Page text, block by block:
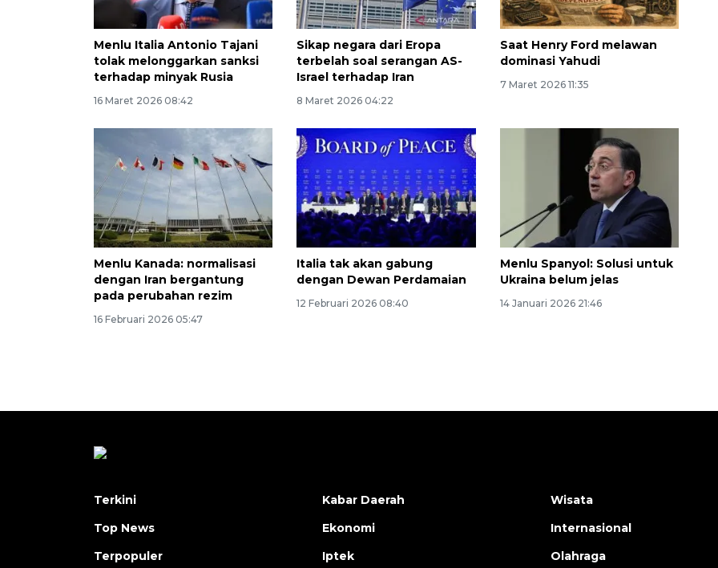
Menlu Italia Antonio Tajani
tolak melonggarkan sanksi
terhadap minyak Rusia
16 Maret 2026 08:42
Sikap negara dari Eropa
terbelah soal serangan AS-
Israel terhadap Iran
8 Maret 2026 04:22
Saat Henry Ford melawan
dominasi Yahudi
7 Maret 2026 11:35
Menlu Kanada: normalisasi
dengan Iran bergantung
pada perubahan rezim
16 Februari 2026 05:47
Italia tak akan gabung
dengan Dewan Perdamaian
12 Februari 2026 08:40
Menlu Spanyol: Solusi untuk
Ukraina belum jelas
14 Januari 2026 21:46
Layanan haji Indonesia
Terkini
Top News
Terpopuler
Kabar Daerah
Ekonomi
Iptek
Wisata
Internasional
Olahraga